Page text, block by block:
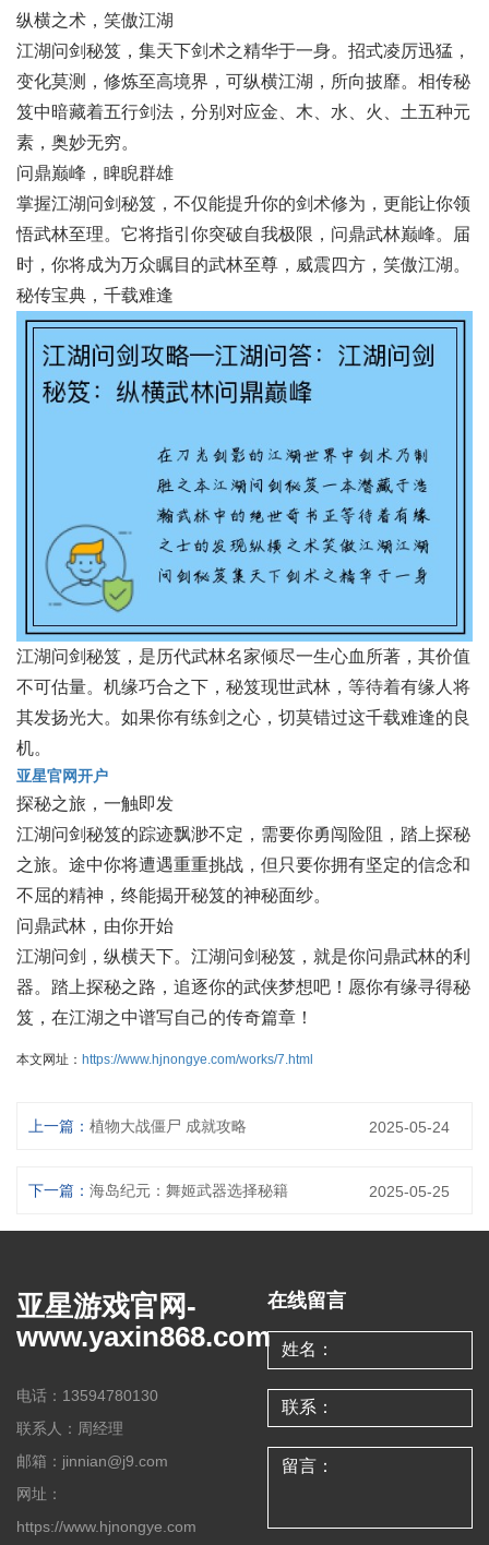
纵横之术，笑傲江湖
江湖问剑秘笈，集天下剑术之精华于一身。招式凌厉迅猛，
变化莫测，修炼至高境界，可纵横江湖，所向披靡。相传秘
笈中暗藏着五行剑法，分别对应金、木、水、火、土五种元
素，奥妙无穷。
问鼎巅峰，睥睨群雄
掌握江湖问剑秘笈，不仅能提升你的剑术修为，更能让你领
悟武林至理。它将指引你突破自我极限，问鼎武林巅峰。届
时，你将成为万众瞩目的武林至尊，威震四方，笑傲江湖。
秘传宝典，千载难逢
江湖问剑秘笈，是历代武林名家倾尽一生心血所著，其价值
不可估量。机缘巧合之下，秘笈现世武林，等待着有缘人将
其发扬光大。如果你有练剑之心，切莫错过这千载难逢的良
机。
亚星官网开户
探秘之旅，一触即发
江湖问剑秘笈的踪迹飘渺不定，需要你勇闯险阻，踏上探秘
之旅。途中你将遭遇重重挑战，但只要你拥有坚定的信念和
不屈的精神，终能揭开秘笈的神秘面纱。
问鼎武林，由你开始
江湖问剑，纵横天下。江湖问剑秘笈，就是你问鼎武林的利
器。踏上探秘之路，追逐你的武侠梦想吧！愿你有缘寻得秘
笈，在江湖之中谱写自己的传奇篇章！
本文网址： https://www.hjnongye.com/works/7.html
上一篇： 植物大战僵尸 成就攻略 2025-05-24
下一篇： 海岛纪元：舞姬武器选择秘籍 2025-05-25
亚星游戏官网-
www.yaxin868.com
电话：13594780130
联系人：周经理
邮箱：jinnian@j9.com
网址：
https://www.hjnongye.com
在线留言